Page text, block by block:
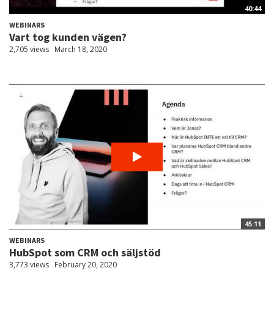
40:44
WEBINARS
Vart tog kunden vägen?
2,705 views March 18, 2020
45:11
WEBINARS
HubSpot som CRM och säljstöd
3,773 views February 20, 2020